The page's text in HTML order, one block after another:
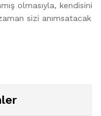
olmasıyla, kendisini
sizi anımsatacak